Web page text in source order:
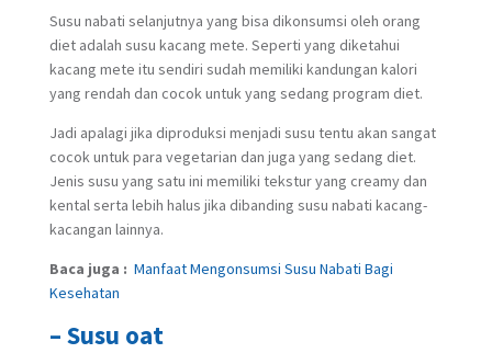
Susu nabati selanjutnya yang bisa dikonsumsi oleh orang
diet adalah susu kacang mete. Seperti yang diketahui
kacang mete itu sendiri sudah memiliki kandungan kalori
yang rendah dan cocok untuk yang sedang program diet.
Jadi apalagi jika diproduksi menjadi susu tentu akan sangat
cocok untuk para vegetarian dan juga yang sedang diet.
Jenis susu yang satu ini memiliki tekstur yang creamy dan
kental serta lebih halus jika dibanding susu nabati kacang-
kacangan lainnya.
Baca juga : Manfaat Mengonsumsi Susu Nabati Bagi
Kesehatan
– Susu oat